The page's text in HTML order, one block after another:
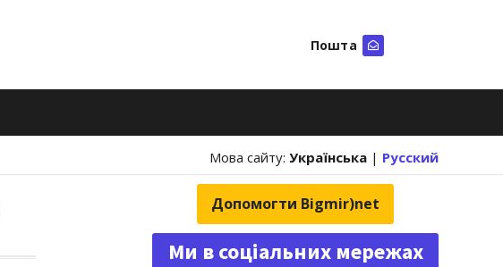
Пошта
Мова сайту: Українська | Русский
Допомогти Bigmir)net
Ми в соціальних мережах